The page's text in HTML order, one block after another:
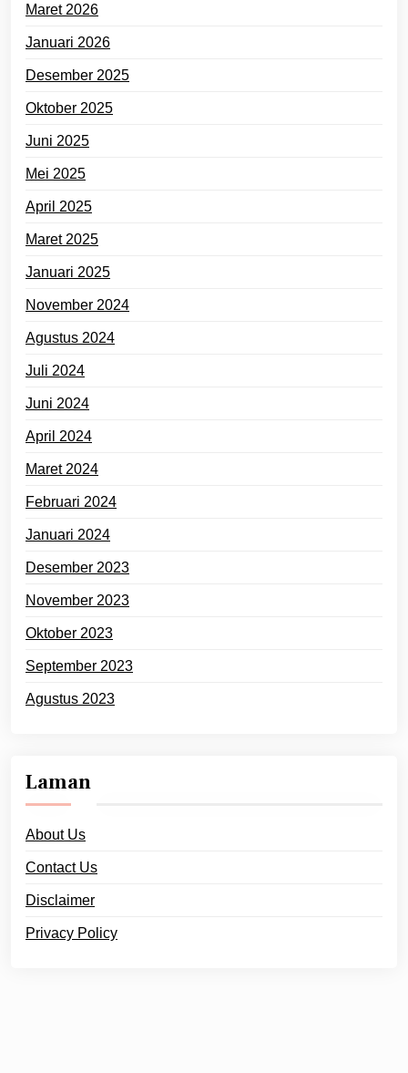
Maret 2026
Januari 2026
Desember 2025
Oktober 2025
Juni 2025
Mei 2025
April 2025
Maret 2025
Januari 2025
November 2024
Agustus 2024
Juli 2024
Juni 2024
April 2024
Maret 2024
Februari 2024
Januari 2024
Desember 2023
November 2023
Oktober 2023
September 2023
Agustus 2023
Laman
About Us
Contact Us
Disclaimer
Privacy Policy